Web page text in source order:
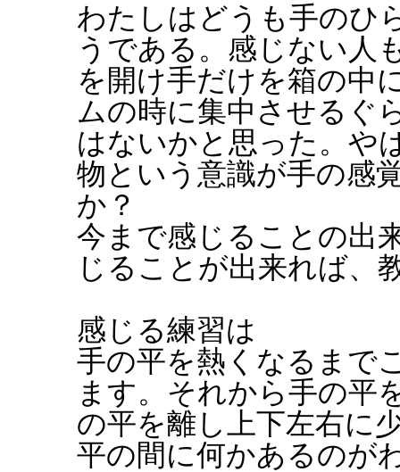
わたしはどうも手のひ
うである。感じない人
を開け手だけを箱の中
ムの時に集中させるぐ
はないかと思った。や
物という意識が手の感
か？
今まで感じることの出
じることが出来れば、
感じる練習は
手の平を熱くなるまで
ます。それから手の平
の平を離し上下左右に
平の間に何かあるのが